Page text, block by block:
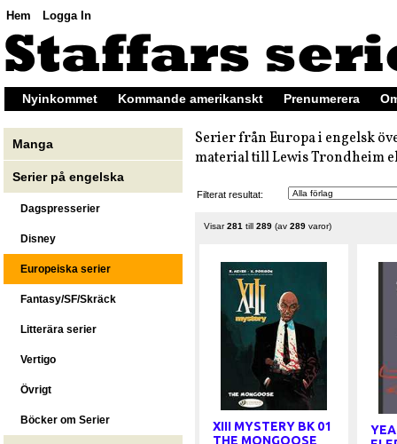
Hem Logga In
Nyinkommet Kommande amerikanskt Prenumerera
Manga
Serier på engelska
Dagspresserier
Disney
Europeiska serier
Fantasy/SF/Skräck
Litterära serier
Vertigo
Övrigt
Böcker om Serier
Serier från Europa i engelsk
material till Lewis Trondheim
Filterat resultat:
Visar281 till 289 (av 289 varor)
XIII MYSTERY BK 01
THE MONGOOSE